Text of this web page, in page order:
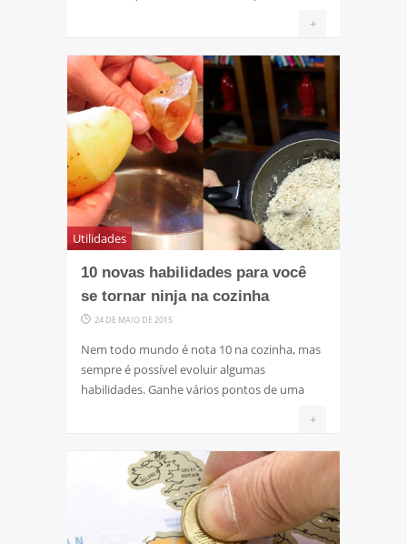
+
Utilidades
10 novas habilidades para você
se tornar ninja na cozinha
24 DE MAIO DE 2015
Nem todo mundo é nota 10 na cozinha, mas
sempre é possível evoluir algumas
habilidades. Ganhe vários pontos de uma
+